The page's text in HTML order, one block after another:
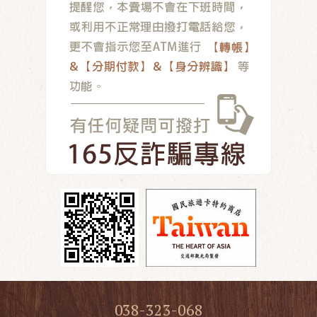
038-323-068